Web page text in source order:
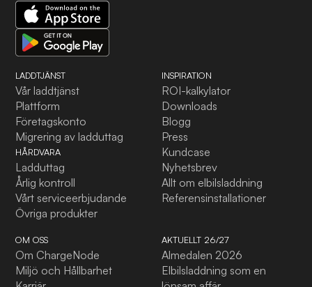
LADDTJÄNST
Vår laddtjänst
Plattform
Företagskonto
Migrering av ladduttag
HÅRDVARA
Ladduttag
Årlig kontroll
Vårt serviceerbjudande
Övriga produkter
INSPIRATION
ROI-kalkylator
Downloads
Blogg
Press
Kundcase
Nyhetsbrev
Allt om elbilsladdning
Referensinstallationer
OM OSS
Om ChargeNode
Miljö och Hållbarhet
AKTUELLT 26/27
Almedalen 2026
Elbilsladdning som en